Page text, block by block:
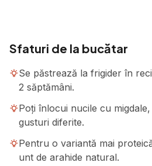
Sfaturi de la bucătar
Se păstrează la frigider în
2 săptămâni.
Poți înlocui nucile cu
gusturi diferite.
Pentru o variantă mai
unt de arahide natural.